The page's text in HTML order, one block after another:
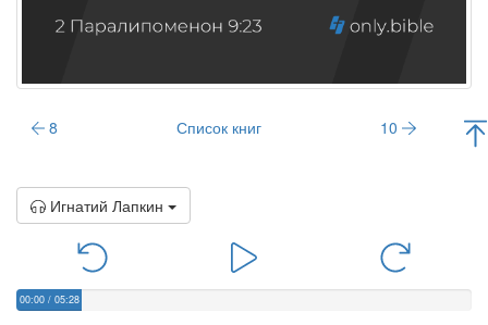
8 Список книг 10
Игнатий Лапкин
00:00 / 05:28